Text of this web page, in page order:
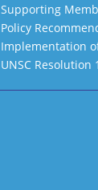
Supporting
Policy
Implementation
UNSC Resolution